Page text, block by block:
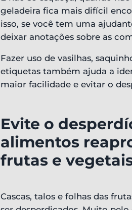
geladeira fica mais difícil
isso, se você tem uma
deixar anotações sobre as
Fazer uso de vasilhas,
etiquetas também ajuda a
maior facilidade e evitar o
Evite o
alimentos
frutas e
Cascas, talos e folhas das